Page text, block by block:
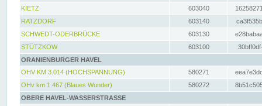
KIETZ
603040
RATZDORF
603140
SCHWEDT-ODERBRÜCKE
603130
STÜTZKOW
603100
ORANIENBURGER HAVEL
OHV KM 3.014 (HOCHSPANNUNG)
580271
OHv km 1.467 (Blaues Wunder)
580272
OBERE HAVEL-WASSERSTRASSE